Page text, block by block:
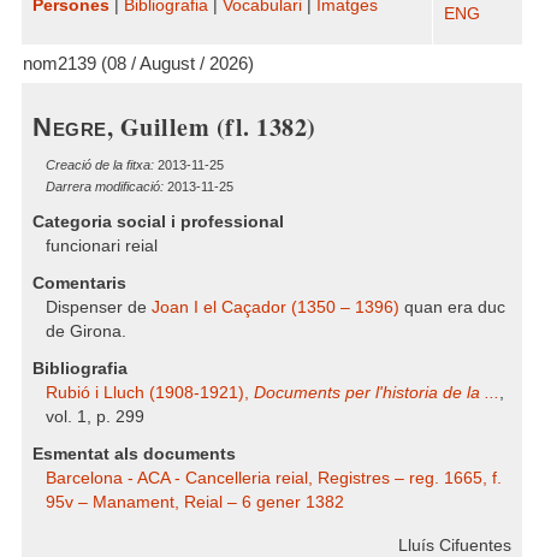
Persones
Bibliografia Vocabulari Imatges
ENG
nom2139 (08 / August / 2026)
Negre, Guillem (fl. 1382)
Creació de la fitxa: 2013-11-25
Darrera modificació: 2013-11-25
Categoria social i professional
funcionari reial
Comentaris
Dispenser de Joan I el Caçador (1350 – 1396) quan era duc
de Girona.
Bibliografia
Rubió i Lluch (1908-1921), Documents per l'historia de la ... ,
vol. 1, p. 299
Esmentat als documents
Barcelona - ACA - Cancelleria reial, Registres – reg. 1665, f.
95v – Manament, Reial – 6 gener 1382
Lluís Cifuentes